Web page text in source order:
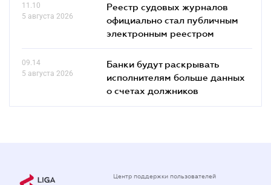
11.10
5 августа 2026
Реестр судовых журналов
официально стал публичным
электронным реестром
09.14
5 августа 2026
Банки будут раскрывать
исполнителям больше данных
о счетах должников
Центр поддержки пользователей